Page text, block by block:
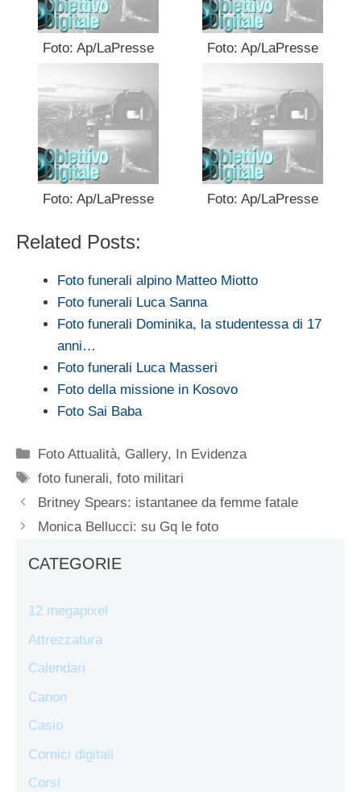
Foto: Ap/LaPresse Foto: Ap/LaPresse
Foto: Ap/LaPresse Foto: Ap/LaPresse
Related Posts:
Foto funerali alpino Matteo Miotto
Foto funerali Luca Sanna
Foto funerali Dominika, la studentessa di 17
anni…
Foto funerali Luca Masseri
Foto della missione in Kosovo
Foto Sai Baba
Categorie
Foto Attualità, Gallery, In Evidenza
Tag
foto funerali,foto militari
Britney Spears: istantanee da femme fatale
Monica Bellucci: su Gq le foto
CATEGORIE
12 megapixel
Attrezzatura
Calendari
Canon
Casio
Cornici digitali
Corsi